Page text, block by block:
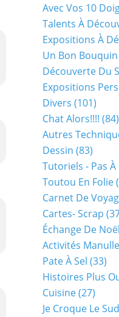
Avec Vos 10
Talents À
Expositions À
Un Bon Bouquin
Découverte Du
Expositions
Divers (101)
Chat Alors!!!! (84)
Autres
Dessin (83)
Tutoriels - Pas À
Toutou En Folie
Carnet De
Cartes- Scrap
Échange De
Activités
Pate À Sel (33)
Histoires Plus
Cuisine(27)
Je Croque Le